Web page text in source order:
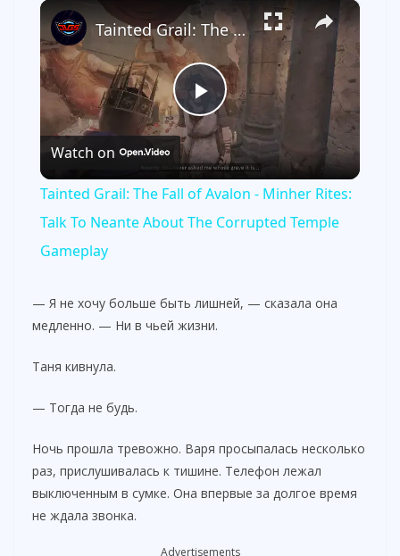
×
P
l
a
V
e
o
Tainted Grail: The Fall of Avalon - Minher Rites: Talk To Neante About The Corrupted Temple Gameplay
Watch on
Tainted Grail: The Fall of Avalon - Minher Rites:
Talk To Neante About The Corrupted Temple
Gameplay
— Я не хочу больше быть лишней, — сказала она
медленно. — Ни в чьей жизни.
Таня кивнула.
— Тогда не будь.
Ночь прошла тревожно. Варя просыпалась несколько
раз, прислушивалась к тишине. Телефон лежал
выключенным в сумке. Она впервые за долгое время
не ждала звонка.
Advertisements